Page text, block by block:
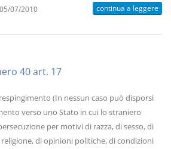
05/07/2010 continua a leggere
40 art. 17
(In nessun caso può disporsi
verso uno Stato in cui lo straniero
per motivi di razza, di sesso, di
di opinioni politiche, di condizioni